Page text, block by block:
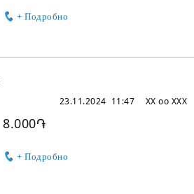
+ Подробно
8.000֏
+ Подробно
XX oo XXX
23.11.2024 11:47